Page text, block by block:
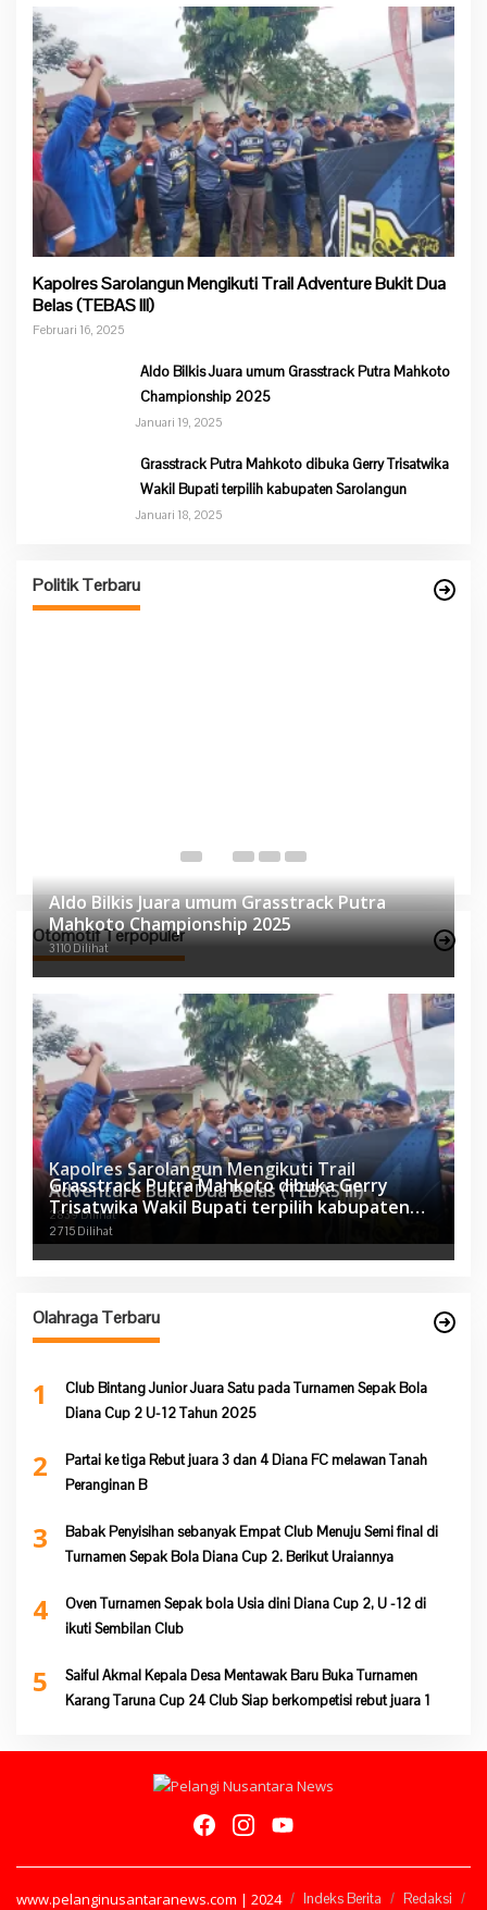
Kapolres Sarolangun Mengikuti Trail Adventure Bukit Dua
Belas (TEBAS III)
Februari 16, 2025
Aldo Bilkis Juara umum Grasstrack Putra Mahkoto
Championship 2025
Januari 19, 2025
Grasstrack Putra Mahkoto dibuka Gerry Trisatwika
Wakil Bupati terpilih kabupaten Sarolangun
Januari 18, 2025
Politik Terbaru
Pengurus Partai Nasdem
Di Berita, Politik
Otomotif Terpopuler
Aldo Bilkis Juara umum Grasstrack Putra
Mahkoto Championship 2025
3110 Dilihat
Kapolres Sarolangun Mengikuti Trail
Adventure Bukit Dua Belas (TEBAS III)
2839 Dilihat
Grasstrack Putra Mahkoto dibuka Gerry
Trisatwika Wakil Bupati terpilih kabupaten
Sarolangun
2715 Dilihat
Olahraga Terbaru
1
Club Bintang Junior Juara Satu pada Turnamen Sepak Bola
Diana Cup 2 U-12 Tahun 2025
2
Partai ke tiga Rebut juara 3 dan 4 Diana FC melawan Tanah
Peranginan B
3
Babak Penyisihan sebanyak Empat Club Menuju Semi final di
Turnamen Sepak Bola Diana Cup 2. Berikut Uraiannya
4
Oven Turnamen Sepak bola Usia dini Diana Cup 2, U -12 di
ikuti Sembilan Club
5
Saiful Akmal Kepala Desa Mentawak Baru Buka Turnamen
Karang Taruna Cup 24 Club Siap berkompetisi rebut juara 1
www.pelanginusantaranews.com | 2024 Indeks Berita
Redaksi